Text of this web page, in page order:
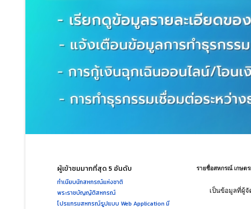
ผู้เข้าชมมากที่สุด 5 อันดับ
ทำเนียบนักสหกรณ์แห่งชาติ
พระราชบัญญัติสหกรณ์
โปรแกรมสหกรณ์รูปแบบ Web Application มี
รายชื่อสหกรณ์ เกษตร
เป็นข้อมูลที่ผู้จั